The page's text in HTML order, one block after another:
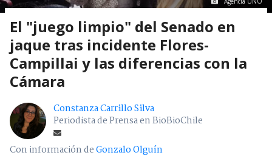
El "juego limpio" del Senado en
jaque tras incidente Flores-
Campillai y las diferencias con la
Cámara
Constanza Carrillo Silva
Periodista de Prensa en BioBioChile
Con información deGonzalo Olguín